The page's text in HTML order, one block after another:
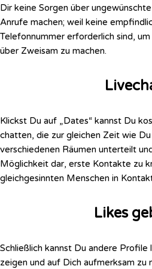
Dir keine Sorgen über
Anrufe machen; weil keine
Telefonnummer erforderlich sind,
über Zweisam zu machen.
Klickst Du auf „Dates“ kannst Du
chatten, die zur gleichen Zeit wie
verschiedenen Räumen unterteilt
Möglichkeit dar, erste Kontakte zu
gleichgesinnten Menschen in
Likes
Schließlich kannst Du andere Profile
zeigen und auf Dich aufmerksam zu